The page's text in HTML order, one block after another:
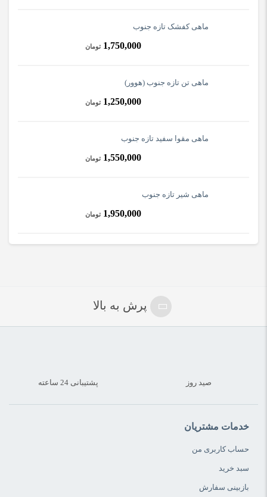
ماهی کفشک تازه جنوب
1,750,000 تومان
ماهی تن تازه جنوب (هوور)
1,250,000 تومان
ماهی مقوا سفید تازه جنوب
1,550,000 تومان
ماهی شیر تازه جنوب
1,950,000 تومان
پرش به بالا
صید روز پشتیبانی 24 ساعته
خدمات مشتریان
حساب کاربری من
سبد خرید
بازبینی سفارش